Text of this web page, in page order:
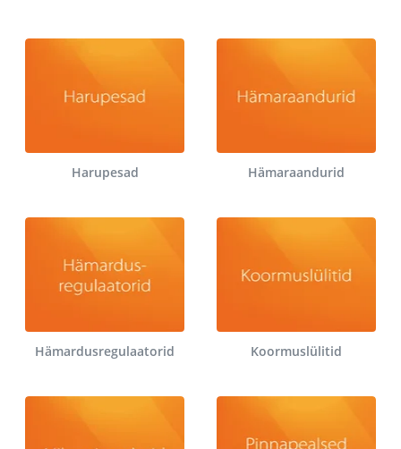
Harupesad Hämaraandurid
Hämardusregulaatorid Koormuslülitid